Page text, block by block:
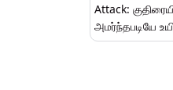
Attack:
அமர்ந்தபடியே
மணமகன்..